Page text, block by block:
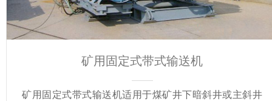
矿用固定式带式输送机
矿用固定式带式输送机适用于煤矿井下暗斜井或主斜井